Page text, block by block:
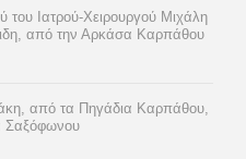
του Ιατρού-Χειρουργού Μιχάλη
από την Αρκάσα Καρπάθου
από τα Πηγάδια Καρπάθου,
Σαξόφωνου